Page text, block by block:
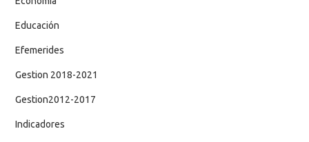
Educación
Efemerides
Gestion 2018-2021
Gestion2012-2017
Indicadores